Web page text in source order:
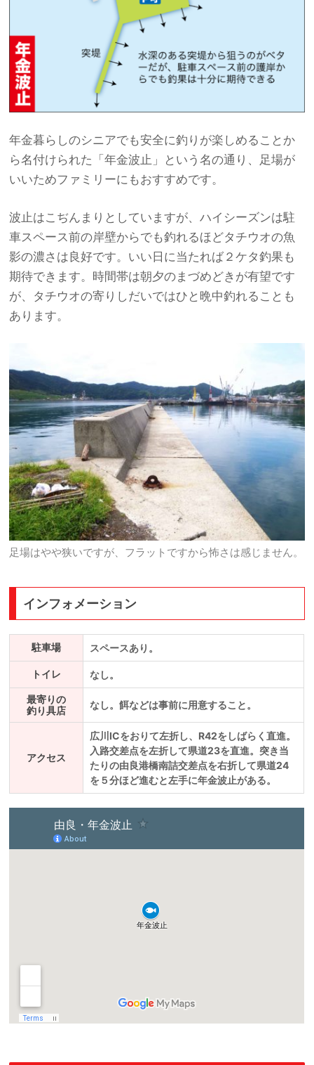
年金暮らしのシニアでも安全に釣りが楽しめることか
ら名付けられた「年金波止」という名の通り、足場が
いいためファミリーにもおすすめです。
波止はこぢんまりとしていますが、ハイシーズンは駐
車スペース前の岸壁からでも釣れるほどタチウオの魚
影の濃さは良好です。いい日に当たれば２ケタ釣果も
期待できます。時間帯は朝夕のまづめどきが有望です
が、タチウオの寄りしだいではひと晩中釣れることも
あります。
足場はやや狭いですが、フラットですから怖さは感じません。
インフォメーション
駐車場 スペースあり。
トイレ なし。
最寄りの
釣り具店
なし。餌などは事前に用意すること。
アクセス
広川ICをおりて左折し、R42をしばらく直進。
入路交差点を左折して県道23を直進。突き当
たりの由良港橋南詰交差点を右折して県道24
を５分ほど進むと左手に年金波止がある。